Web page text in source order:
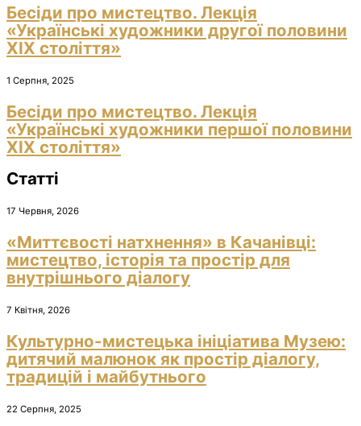
Бесіди про мистецтво. Лекція
«Українські художники другої половини
ХІХ століття»
1 Серпня, 2025
Бесіди про мистецтво. Лекція
«Українські художники першої половини
ХІХ століття»
Статті
17 Червня, 2026
«Миттєвості натхнення» в Качанівці:
мистецтво, історія та простір для
внутрішнього діалогу
7 Квітня, 2026
Культурно-мистецька ініціатива Музею:
дитячий малюнок як простір діалогу,
традицій і майбутнього
22 Серпня, 2025